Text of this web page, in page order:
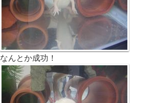
なんとか成功！